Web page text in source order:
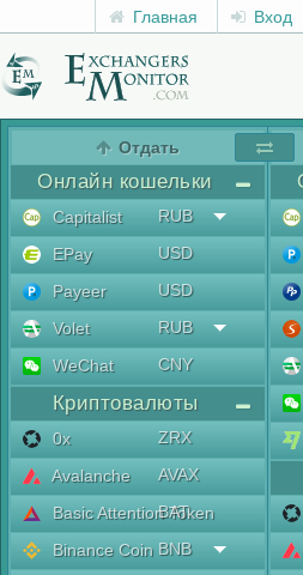
Главная Вход
Отдать
Онлайн кошельки
Capitalist
RUB
EPay
USD
Payeer
USD
Volet
RUB
WeChat
CNY
Криптовалюты
0x
ZRX
Avalanche
AVAX
Basic Attention Token
BAT
Binance Coin BNB